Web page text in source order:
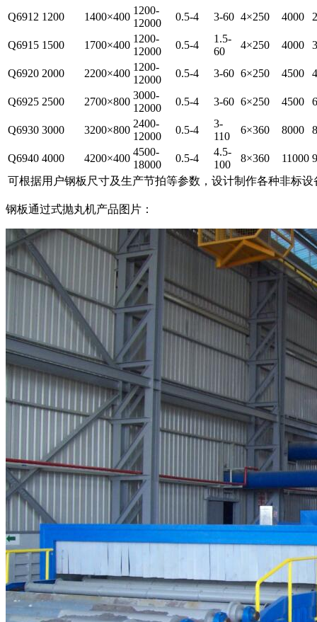
Q6912 1200 1400×400
1200-
12000
0.5-4 3-60 4×250 4000
Q6915 1500 1700×400
1200-
12000
0.5-4
1.5-
60
4×250 4000
Q6920 2000 2200×400
1200-
12000
0.5-4 3-60 6×250 4500
Q6925 2500 2700×800
3000-
12000
0.5-4 3-60 6×250 4500
Q6930 3000 3200×800
2400-
12000
0.5-4
3-
110
6×360 8000
Q6940 4000 4200×400
4500-
18000
0.5-4
4.5-
100
8×360 11000
可根据用户钢板尺寸及生产节拍等参数，设计制作各种非标设
钢板通过式抛丸机产品图片：